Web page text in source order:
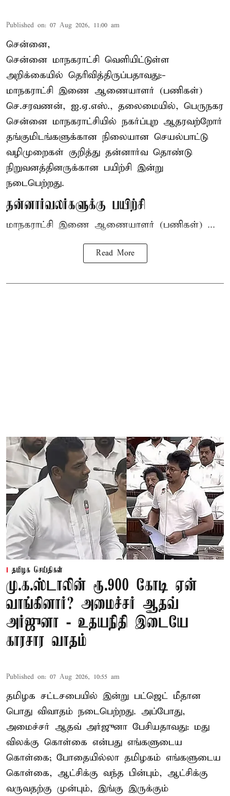
Published on: 07 Aug 2026, 11:00 am
சென்னை,
சென்னை மாநகராட்சி வெளியிட்டுள்ள
அறிக்கையில் தெரிவித்திருப்பதாவது:-
மாநகராட்சி இணை ஆணையாளர் (பணிகள்)
செ.சரவணன், ஐ.ஏ.எஸ்., தலைமையில், பெருநகர
சென்னை மாநகராட்சியில் நகர்ப்புற ஆதரவற்றோர்
தங்குமிடங்களுக்கான நிலையான செயல்பாட்டு
வழிமுறைகள் குறித்து தன்னார்வ தொண்டு
நிறுவனத்தினருக்கான பயிற்சி இன்று
நடைபெற்றது.
தன்னார்வலர்களுக்கு பயிற்சி
மாநகராட்சி இணை ஆணையாளர் (பணிகள்) ...
Read More
தமிழக செய்திகள்
மு.க.ஸ்டாலின் ரூ.900 கோடி ஏன்
வாங்கினார்? அமைச்சர் ஆதவ்
அர்ஜுனா - உதயநிதி இடையே
காரசார வாதம்
Published on: 07 Aug 2026, 10:55 am
தமிழக சட்டசபையில் இன்று பட்ஜெட் மீதான
பொது விவாதம் நடைபெற்றது. அப்போது,
அமைச்சர் ஆதவ் அர்ஜுனா பேசியதாவது: மது
விலக்கு கொள்கை என்பது எங்களுடைய
கொள்கை; போதையில்லா தமிழகம் எங்களுடைய
கொள்கை, ஆட்சிக்கு வந்த பின்பும், ஆட்சிக்கு
வருவதற்கு முன்பும், இங்கு இருக்கும்